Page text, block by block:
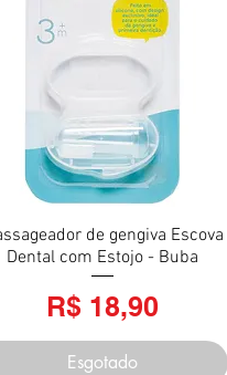
Visualização rápida
de gengiva Escova
Dental com Estojo - Buba
Preço
R$ 18,90
Esgotado